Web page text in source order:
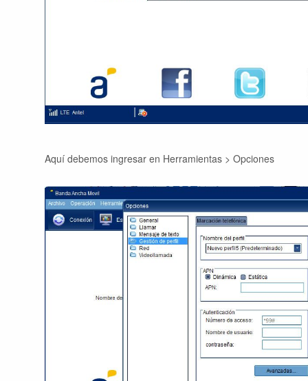
Aquí debemos ingresar en Herramientas > Opciones